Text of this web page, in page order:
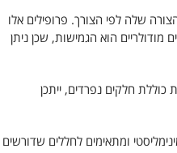
שלה לפי הצורך. פרופילים אלו
הוא הגמישות, שכן ניתן
חלקים נפרדים, ייתכן
ומתאימים לחללים שדורשים